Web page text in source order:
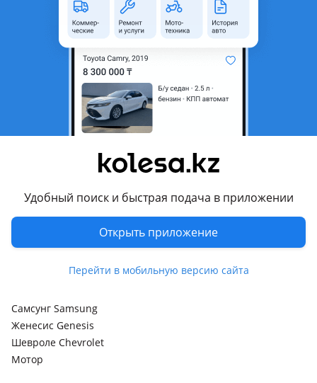
Удобный поиск и быстрая подача в приложении
Открыть приложение
Перейти в мобильную версию сайта
Б/y
Оригинальность
Оригинал
Подходит на авто
2009 - 2014 6 поколение (YF), 2014 - 2017 7 поколение (LF),
рестайлинг (LF), 2023 - н.в. 8 поколение рестайлинг
Комментарий продавца
Самсунг Samsung
Женесис Genesis
Шевроле Chevrolet
Мотор